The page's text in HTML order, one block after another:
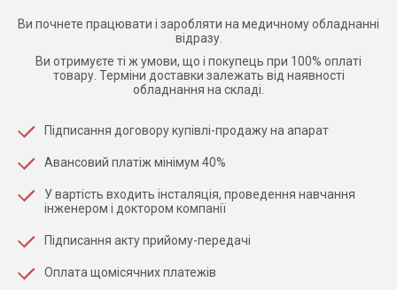
Ви почнете працювати і заробляти на медичному обладнанні
відразу.
Ви отримуєте ті ж умови, що і покупець при 100% оплаті
товару. Терміни доставки залежать від наявності
обладнання на складі.
Підписання договору купівлі-продажу на апарат
Авансовий платіж мінімум 40%
У вартість входить інсталяція, проведення навчання
інженером і доктором компанії
Підписання акту прийому-передачі
Оплата щомісячних платежів